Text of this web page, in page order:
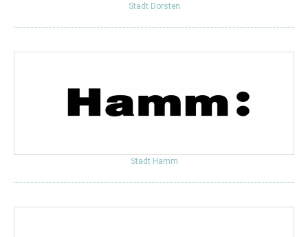
Stadt Dorsten
Stadt Hamm